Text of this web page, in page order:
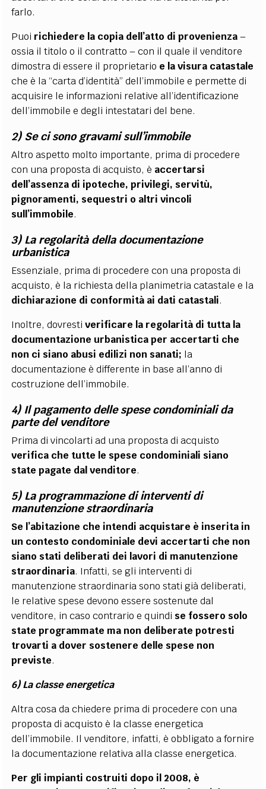
farlo.
Puoi richiedere la copia dell’atto di provenienza–
ossia il titolo o il contratto – con il quale il venditore
dimostra di essere il proprietario e la visura catastale
che è la “carta d’identità” dell’immobile e permette di
acquisire le informazioni relative all’identificazione
dell’immobile e degli intestatari del bene.
2) Se ci sono gravami sull’immobile
Altro aspetto molto importante, prima di procedere
con una proposta di acquisto, è accertarsi
dell’assenza di ipoteche, privilegi, servitù,
pignoramenti, sequestri o altri vincoli
sull’immobile.
3) La regolarità della documentazione
urbanistica
Essenziale, prima di procedere con una proposta di
acquisto, è la richiesta della planimetria catastale e la
dichiarazione di conformità ai dati catastali.
Inoltre, dovrestiverificare la regolarità di tutta la
documentazione urbanistica per accertarti che
non ci siano abusi edilizi non sanati; la
documentazione è differente in base all’anno di
costruzione dell’immobile.
4) Il pagamento delle spese condominiali da
parte del venditore
Prima di vincolarti ad una proposta di acquisto
verifica che tutte le spese condominiali siano
state pagate dal venditore.
5) La programmazione di interventi di
manutenzione straordinaria
Se l’abitazione che intendi acquistare è inserita in
un contesto condominiale devi accertarti che non
siano stati deliberati dei lavori di manutenzione
straordinaria. Infatti, se gli interventi di
manutenzione straordinaria sono stati già deliberati,
le relative spese devono essere sostenute dal
venditore, in caso contrario e quindi se fossero solo
state programmate ma non deliberate potresti
trovarti a dover sostenere delle spese non
previste.
6) La classe energetica
Altra cosa da chiedere prima di procedere con una
proposta di acquisto è la classe energetica
dell’immobile. Il venditore, infatti, è obbligato a fornire
la documentazione relativa alla classe energetica.
Per gli impianti costruiti dopo il 2008, è